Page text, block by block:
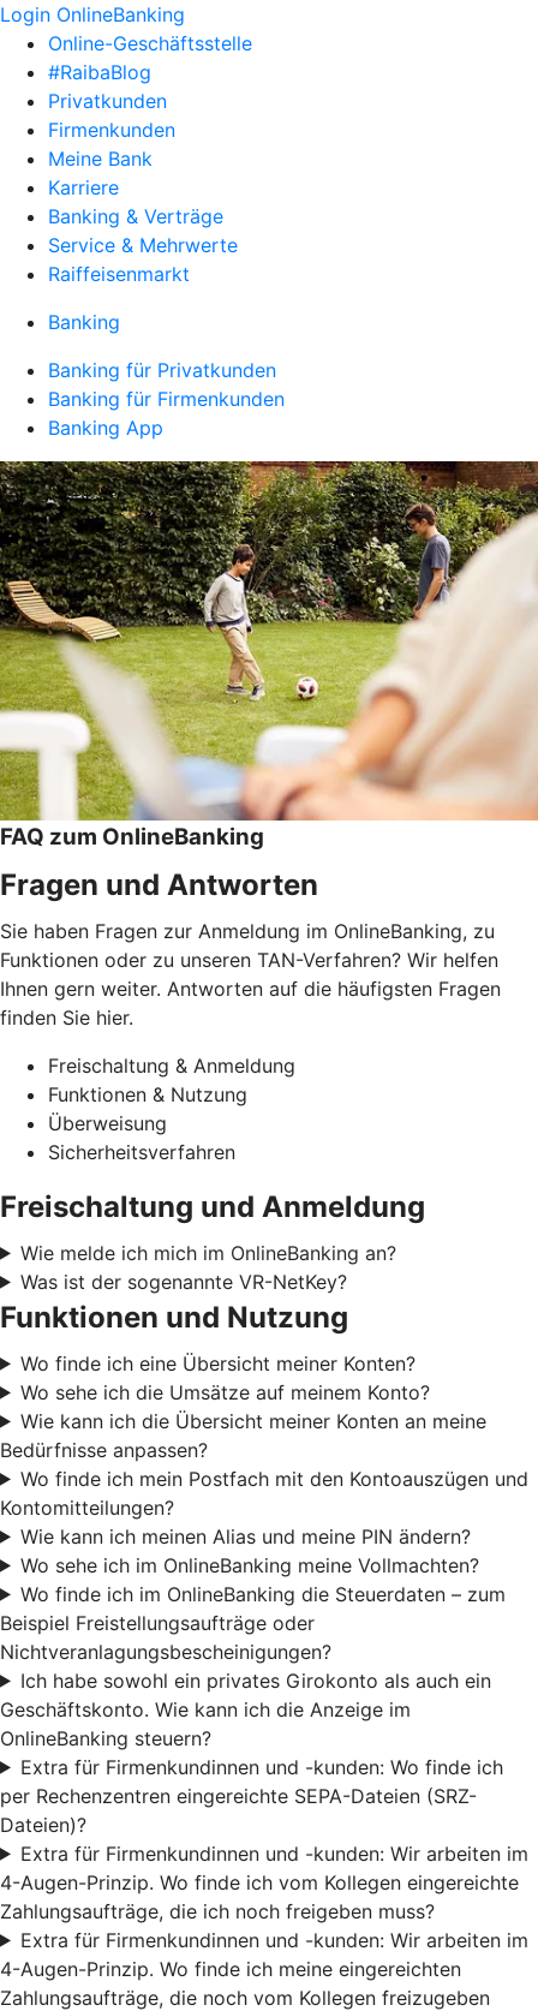
Login OnlineBanking
Online-Geschäftsstelle
#RaibaBlog
Privatkunden
Firmenkunden
Meine Bank
Karriere
Banking & Verträge
Service & Mehrwerte
Raiffeisenmarkt
Banking
Banking für Privatkunden
Banking für Firmenkunden
Banking App
FAQ zum OnlineBanking
Fragen und Antworten
Sie haben Fragen zur Anmeldung im OnlineBanking, zu
Funktionen oder zu unseren TAN-Verfahren? Wir helfen
Ihnen gern weiter. Antworten auf die häufigsten Fragen
finden Sie hier.
Freischaltung & Anmeldung
Funktionen & Nutzung
Überweisung
Sicherheitsverfahren
Freischaltung und Anmeldung
Wie melde ich mich im OnlineBanking an?
Was ist der sogenannte VR-NetKey?
Funktionen und Nutzung
Wo finde ich eine Übersicht meiner Konten?
Wo sehe ich die Umsätze auf meinem Konto?
Wie kann ich die Übersicht meiner Konten an meine
Bedürfnisse anpassen?
Wo finde ich mein Postfach mit den Kontoauszügen und
Kontomitteilungen?
Wie kann ich meinen Alias und meine PIN ändern?
Wo sehe ich im OnlineBanking meine Vollmachten?
Wo finde ich im OnlineBanking die Steuerdaten – zum
Beispiel Freistellungsaufträge oder
Nichtveranlagungsbescheinigungen?
Ich habe sowohl ein privates Girokonto als auch ein
Geschäftskonto. Wie kann ich die Anzeige im
OnlineBanking steuern?
Extra für Firmenkundinnen und -kunden: Wo finde ich
per Rechenzentren eingereichte SEPA-Dateien (SRZ-
Dateien)?
Extra für Firmenkundinnen und -kunden: Wir arbeiten im
4-Augen-Prinzip. Wo finde ich vom Kollegen eingereichte
Zahlungsaufträge, die ich noch freigeben muss?
Extra für Firmenkundinnen und -kunden: Wir arbeiten im
4-Augen-Prinzip. Wo finde ich meine eingereichten
Zahlungsaufträge, die noch vom Kollegen freizugeben